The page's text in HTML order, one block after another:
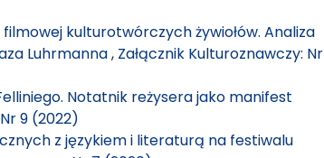
kulturotwórczych żywiołów. Analiza
Luhrmanna, Załącznik Kulturoznawczy: Nr
Notatnik reżysera jako manifest
9 (2022)
z językiem i literaturą na festiwalu